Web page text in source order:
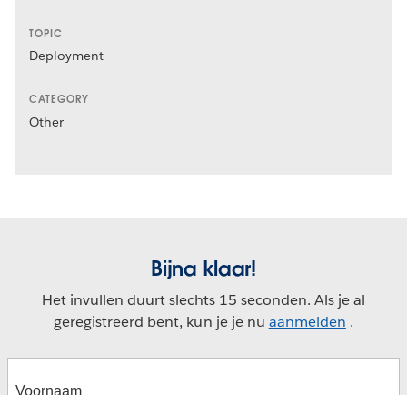
TOPIC
Deployment
CATEGORY
Other
Bijna klaar!
Het invullen duurt slechts 15 seconden. Als je al
geregistreerd bent, kun je je nu aanmelden .